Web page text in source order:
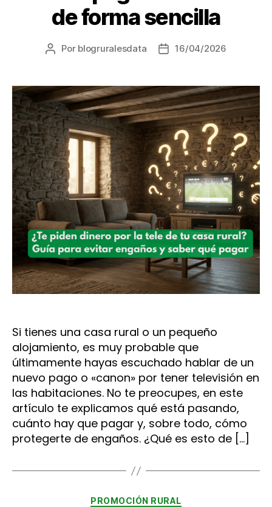
de forma sencilla
Autor
entrada
Por blogruralesdata
Fecha
entrada
16/04/2026
Si tienes una casa rural o un pequeño
alojamiento, es muy probable que
últimamente hayas escuchado hablar de un
nuevo pago o «canon» por tener televisión en
las habitaciones. No te preocupes, en este
artículo te explicamos qué está pasando,
cuánto hay que pagar y, sobre todo, cómo
protegerte de engaños. ¿Qué es esto de […]
Categorías
PROMOCIÓN RURAL